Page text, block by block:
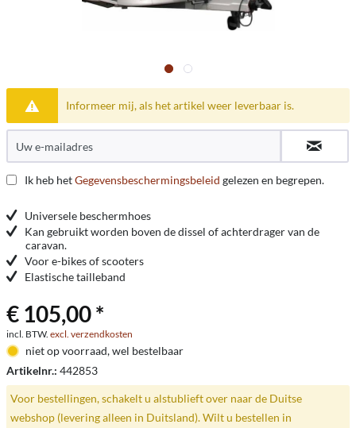
Informeer mij, als het artikel weer leverbaar is.
Ik heb hetGegevensbeschermingsbeleid gelezen en begrepen.
Universele beschermhoes
Kan gebruikt worden boven de dissel of achterdrager van de
caravan.
Voor e-bikes of scooters
Elastische tailleband
€ 105,00 *
incl. BTW. excl. verzendkosten
niet op voorraad, wel bestelbaar
Artikelnr.: 442853
Voor bestellingen, schakelt u alstublieft over naar de Duitse
webshop (levering alleen in Duitsland). Wilt u bestellen in